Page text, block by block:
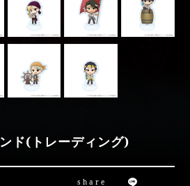
ド(トレーディング)
share